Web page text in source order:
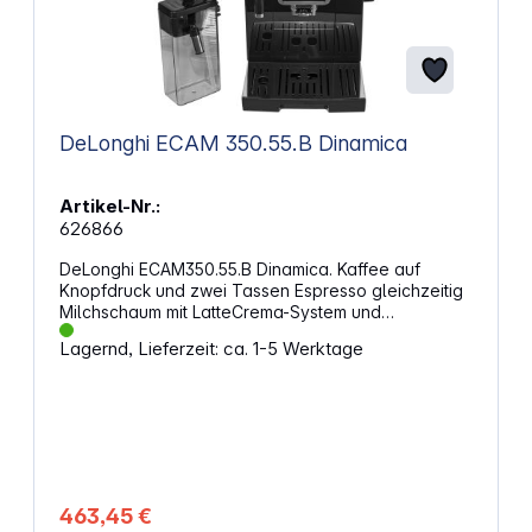
DeLonghi ECAM 350.55.B Dinamica
Artikel-Nr.:
626866
DeLonghi ECAM350.55.B Dinamica. Kaffee auf
Knopfdruck und zwei Tassen Espresso gleichzeitig
Milchschaum mit LatteCrema-System und
automatische Reinigung der Milchkaraffe Ein neues
leckeres Rezept erfunden? Speichere die
System ohne Schlauch reduziert die Menge des
Kaffeepulvers im Mahlwerk, so dass nur frisch
Lagernd, Lieferzeit: ca. 1-5 Werktage
463,45 €